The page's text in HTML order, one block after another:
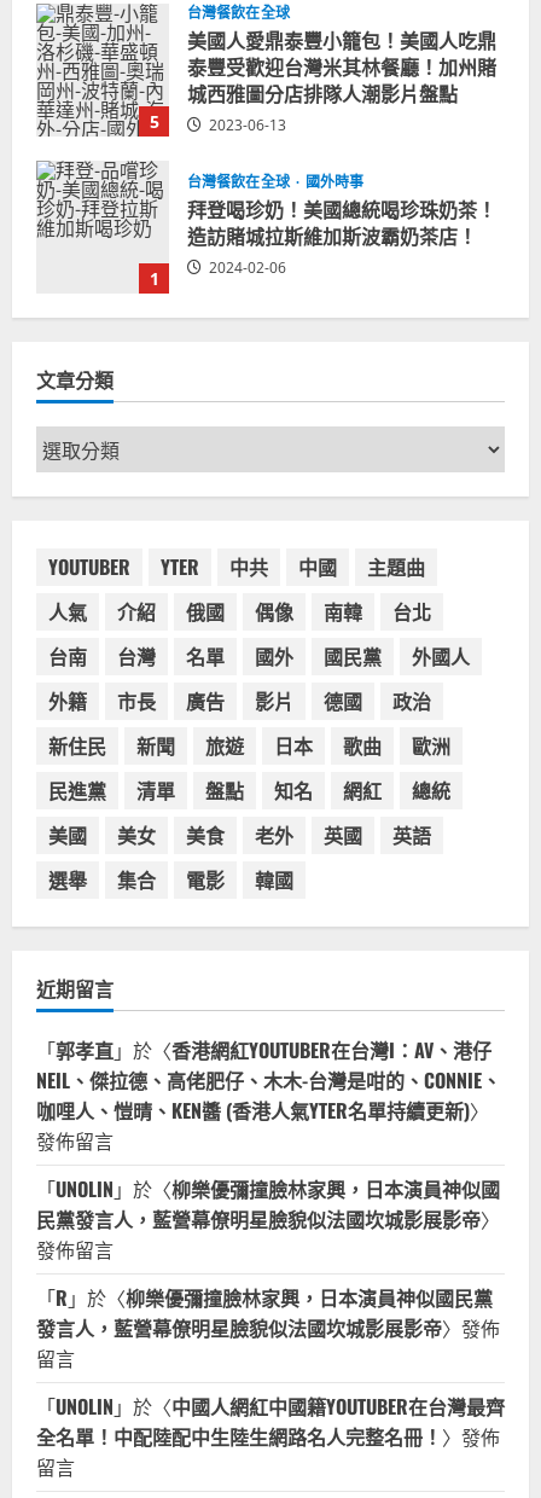
5
台灣餐飲在全球
美國人愛鼎泰豐小籠包！美國人吃鼎
泰豐受歡迎台灣米其林餐廳！加州賭
城西雅圖分店排隊人潮影片盤點
2023-06-13
1
台灣餐飲在全球 國外時事
拜登喝珍奶！美國總統喝珍珠奶茶！
造訪賭城拉斯維加斯波霸奶茶店！
2024-02-06
2024-01-27
方影片！日出茶太CHATIME澳洲限定
2023-08-03
4
波蘭人愛喝珍奶！珍珠奶茶店在波蘭
受歡迎，波霸奶茶門市顧客大排長
龍，網紅宣傳華沙珍奶店人潮多
2023-07-15
台灣餐飲在全球
美國人愛鼎泰豐小籠包！美國人吃鼎
泰豐受歡迎台灣米其林餐廳！加州賭
城西雅圖分店排隊人潮影片盤點
文章分類
文
章
分
YOUTUBER YTER 中共 中國
主題曲
人氣
介紹 俄國 偶像 南韓
台北
台南
台灣 名單 國外 國民黨
外國人
外籍
市長 廣告 影片 德國
政治
新住民
新聞 旅遊 日本 歌曲
歐洲
民進黨
清單 盤點 知名 網紅
總統
美國
美女 美食 老外 英國
英語
選舉
集合 電影 韓國
近期留言
「郭孝直」於〈香港網紅YOUTUBER在台灣I：AV、港仔
NEIL、傑拉德、高佬肥仔、木木-台灣是咁的、CONNIE、
咖哩人、愷晴、KEN醬 (香港人氣YTER名單持續更新)〉
發佈留言
「UNOLIN 」於〈柳樂優彌撞臉林家興，日本演員神似國
民黨發言人，藍營幕僚明星臉貌似法國坎城影展影帝〉
發佈留言
「R 」於〈柳樂優彌撞臉林家興，日本演員神似國民黨
發言人，藍營幕僚明星臉貌似法國坎城影展影帝〉發佈
留言
「UNOLIN 」於〈中國人網紅中國籍YOUTUBER在台灣最齊
全名單！中配陸配中生陸生網路名人完整名冊！ 〉發佈
留言